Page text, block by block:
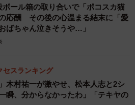
3/5
宅を担当していた銀行マンが、
」と大島さんに言った。銀行マ
七輪でさんまを焼いていると、1
取りで近寄ってきた。弱っている
ボール箱の取り合いで「ポコスカ猫
応酬 その後の心温まる結末に「愛
ばちゃん泣きそうや…」
セスランキング
木村祐一が激やせ、松本人志と2シ
瞬、分からなかったわ」「テキヤの